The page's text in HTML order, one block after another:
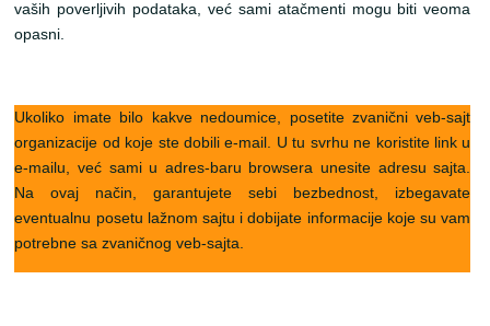
vaših poverljivih podataka, već sami atačmenti mogu biti veoma
opasni.
Ukoliko imate bilo kakve nedoumice, posetite zvanični veb-sajt
organizacije od koje ste dobili e-mail. U tu svrhu ne koristite link u
e-mailu, već sami u adres-baru browsera unesite adresu sajta.
Na ovaj način, garantujete sebi bezbednost, izbegavate
eventualnu posetu lažnom sajtu i dobijate informacije koje su vam
potrebne sa zvaničnog veb-sajta.